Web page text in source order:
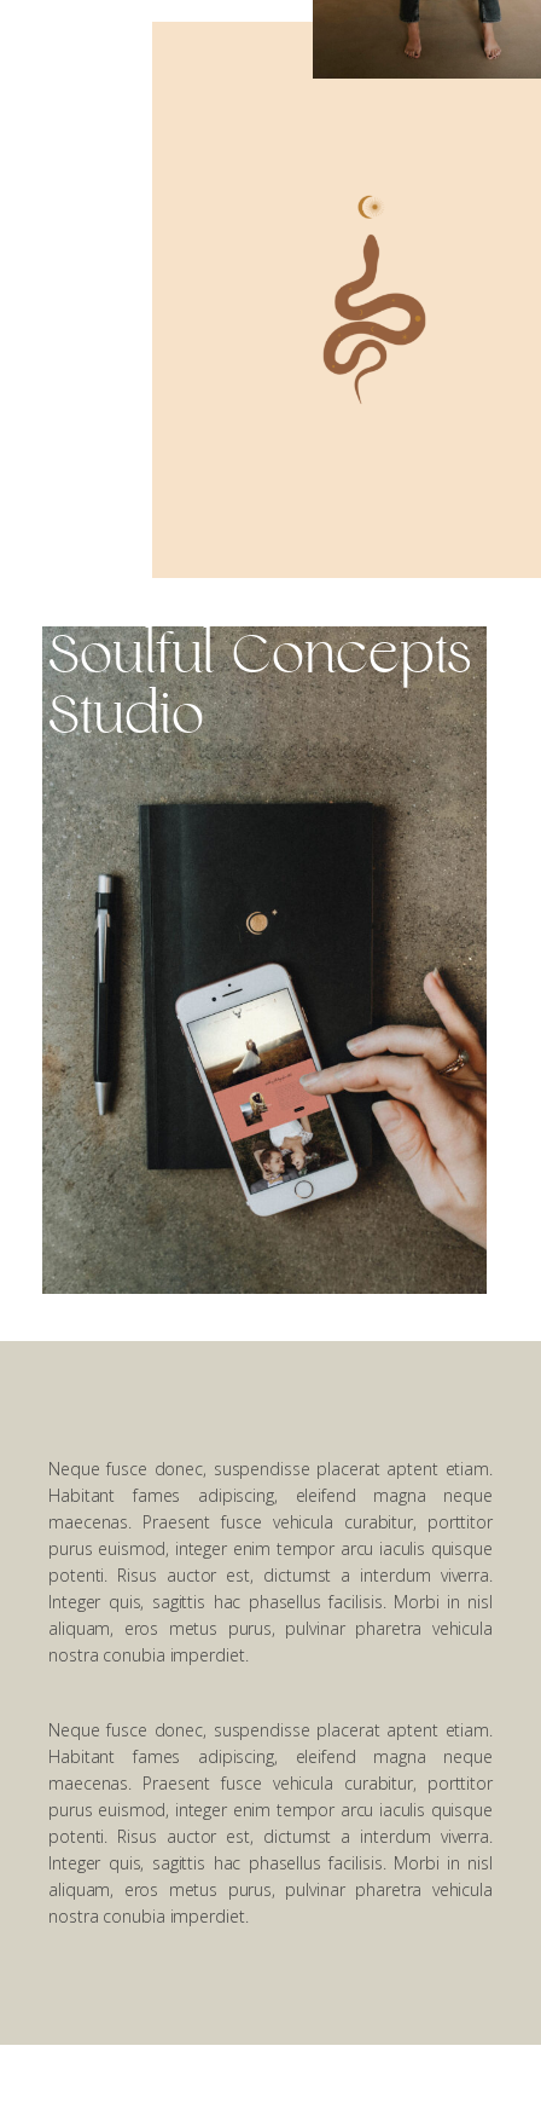
Soulful Concepts
Studio
Neque fusce donec, suspendisse placerat aptent etiam.
Habitant fames adipiscing, eleifend magna neque
maecenas. Praesent fusce vehicula curabitur, porttitor
purus euismod, integer enim tempor arcu iaculis quisque
potenti. Risus auctor est, dictumst a interdum viverra.
Integer quis, sagittis hac phasellus facilisis. Morbi in nisl
aliquam, eros metus purus, pulvinar pharetra vehicula
nostra conubia imperdiet.
Neque fusce donec, suspendisse placerat aptent etiam.
Habitant fames adipiscing, eleifend magna neque
maecenas. Praesent fusce vehicula curabitur, porttitor
purus euismod, integer enim tempor arcu iaculis quisque
potenti. Risus auctor est, dictumst a interdum viverra.
Integer quis, sagittis hac phasellus facilisis. Morbi in nisl
aliquam, eros metus purus, pulvinar pharetra vehicula
nostra conubia imperdiet.